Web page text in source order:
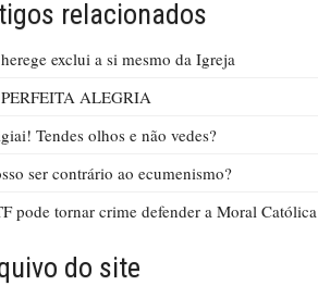
relacionados
exclui a si mesmo da Igreja
ALEGRIA
Tendes olhos e não vedes?
ser contrário ao ecumenismo?
pode tornar crime defender a Moral Católica
do site